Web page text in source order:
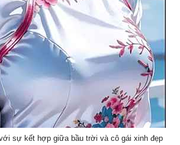
sự kết hợp giữa bầu trời và cô gái xinh đẹp